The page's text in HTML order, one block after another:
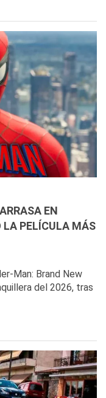
EN
LA PELÍCULA MÁS
Man: Brand New
del 2026, tras